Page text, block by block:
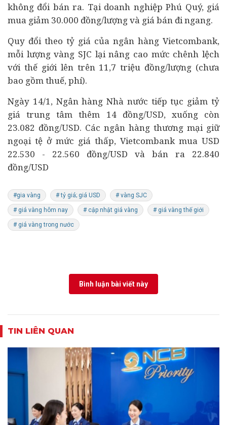
không đổi bán ra. Tại doanh nghiệp Phú Quý, giá
mua giảm 30.000 đồng/lượng và giá bán đi ngang.
Quy đổi theo tỷ giá của ngân hàng Vietcombank,
mỗi lượng vàng SJC lại nâng cao mức chênh lệch
với thế giới lên trên 11,7 triệu đồng/lượng (chưa
bao gồm thuế, phí).
Ngày 14/1, Ngân hàng Nhà nước tiếp tục giảm tỷ
giá trung tâm thêm 14 đồng/USD, xuống còn
23.082 đồng/USD. Các ngân hàng thương mại giữ
ngoại tệ ở mức giá thấp, Vietcombank mua USD
22.530 - 22.560 đồng/USD và bán ra 22.840
đồng/USD
#gia vàng # tỷ giá; giá USD # vàng SJC
# giá vàng hôm nay # cập nhật giá vàng # giá vàng thế giới
# giá vàng trong nước
Bình luận bài viết này
TIN LIÊN QUAN